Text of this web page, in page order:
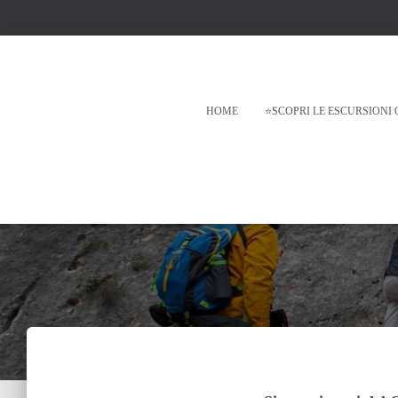
HOME ⭐SCOPRI LE ESCURSIONI